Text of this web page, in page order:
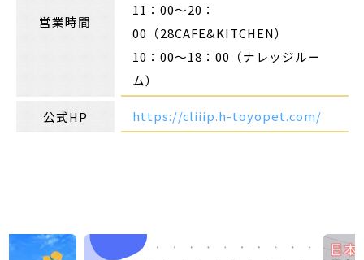
営業時間
11：00～20：
00（28CAFE&KITCHEN）
10：00～18：00（ナレッジルー
ム）
公式HP https://cliiip.h-toyopet.com/